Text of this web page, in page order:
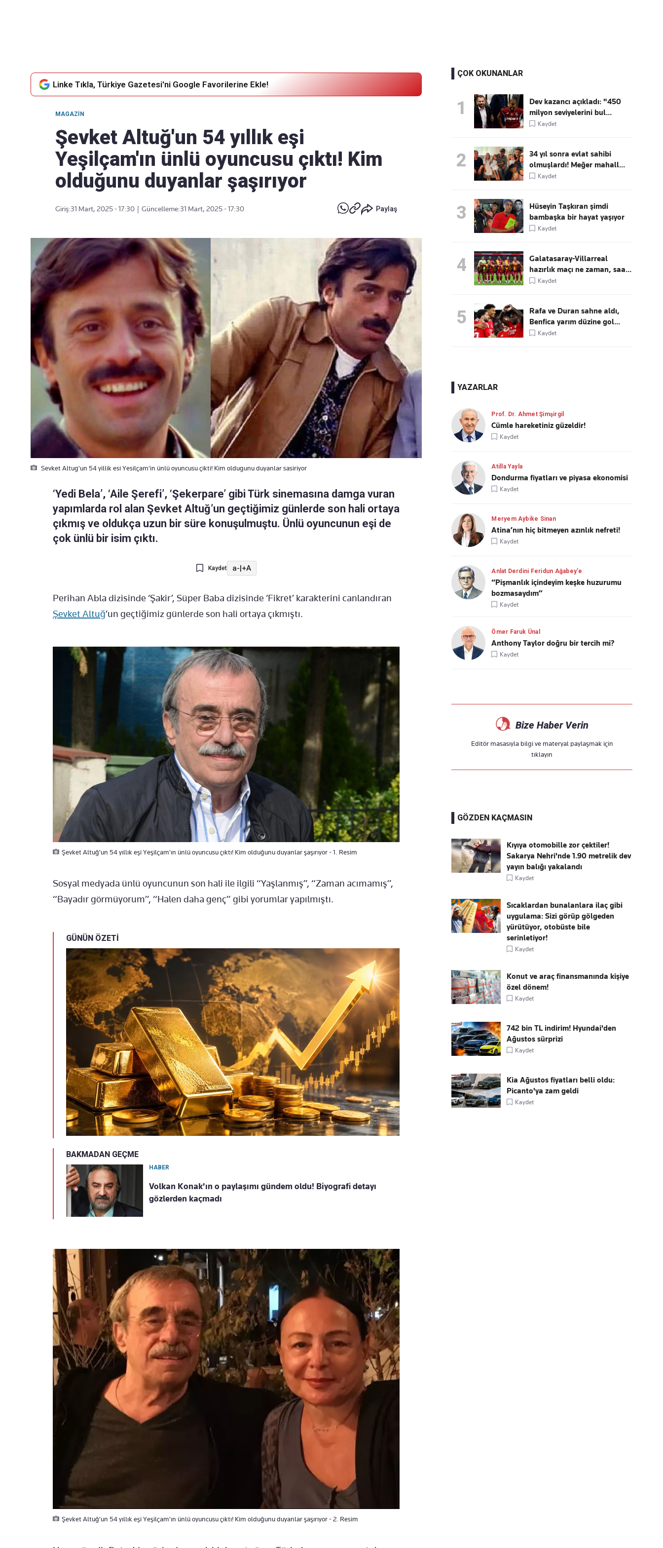
Linke Tıkla, Türkiye Gazetesi'ni Google Favorilerine Ekle!
MAGAZIN
Şevket Altuğ'un 54 yıllık eşi
Yeşilçam'ın ünlü oyuncusu çıktı! Kim
olduğunu duyanlar şaşırıyor
Giriş:31 Mart, 2025 - 17:30 Güncelleme:31 Mart, 2025 - 17:30 Paylaş
Sevket Altug'un 54 yillik esi Yesilçam'in ünlü oyuncusu çikti! Kim oldugunu duyanlar sasiriyor
‘Yedi Bela’, ‘Aile Şerefi’, ‘Şekerpare’ gibi Türk sinemasına damga vuran
yapımlarda rol alan Şevket Altuğ’un geçtiğimiz günlerde son hali ortaya
çıkmış ve oldukça uzun bir süre konuşulmuştu. Ünlü oyuncunun eşi de
çok ünlü bir isim çıktı.
Kaydet a-|+A
Perihan Abla dizisinde ‘Şakir’, Süper Baba dizisinde ‘Fikret’ karakterini canlandıran
Şevket Altuğ’un geçtiğimiz günlerde son hali ortaya çıkmıştı.
Şevket Altuğ'un 54 yıllık eşi Yeşilçam'ın ünlü oyuncusu çıktı! Kim olduğunu duyanlar şaşırıyor - 1. Resim
Sosyal medyada ünlü oyuncunun son hali ile ilgili “Yaşlanmış”, “Zaman acımamış”,
“Bayadır görmüyorum”, “Halen daha genç” gibi yorumlar yapılmıştı.
GÜNÜN ÖZETİ
BAKMADAN GEÇME
HABER
Volkan Konak'ın o paylaşımı gündem oldu! Biyografi detayı
gözlerden kaçmadı
Şevket Altuğ'un 54 yıllık eşi Yeşilçam'ın ünlü oyuncusu çıktı! Kim olduğunu duyanlar şaşırıyor - 2. Resim
ÇOK OKUNANLAR
1
Dev kazancı açıkladı: "450
milyon seviyelerini bul...
Kaydet
2
34 yıl sonra evlat sahibi
olmuşlardı! Meğer mahall...
Kaydet
3
Hüseyin Taşkıran şimdi
bambaşka bir hayat yaşıyor
Kaydet
4
Galatasaray-Villarreal
hazırlık maçı ne zaman, saa...
Kaydet
5
Rafa ve Duran sahne aldı,
Benfica yarım düzine gol...
Kaydet
YAZARLAR
Prof. Dr. Ahmet Şimşirgil
Cümle hareketiniz güzeldir!
Kaydet
Atilla Yayla
Dondurma fiyatları ve piyasa ekonomisi
Kaydet
Meryem Aybike Sinan
Atina’nın hiç bitmeyen azınlık nefreti!
Kaydet
Anlat Derdini Feridun Ağabey'e
“Pişmanlık içindeyim keşke huzurumu
bozmasaydım”
Kaydet
Ömer Faruk Ünal
Anthony Taylor doğru bir tercih mi?
Kaydet
Bize Haber Verin
Editör masasıyla bilgi ve materyal paylaşmak için
tıklayın
GÖZDEN KAÇMASIN
Kıyıya otomobille zor çektiler!
Sakarya Nehri'nde 1.90 metrelik dev
yayın balığı yakalandı
Kaydet
Sıcaklardan bunalanlara ilaç gibi
uygulama: Sizi görüp gölgeden
yürütüyor, otobüste bile
serinletiyor!
Kaydet
Konut ve araç finansmanında kişiye
özel dönem!
Kaydet
742 bin TL indirim! Hyundai'den
Ağustos sürprizi
Kaydet
Kia Ağustos fiyatları belli oldu:
Picanto'ya zam geldi
Kaydet